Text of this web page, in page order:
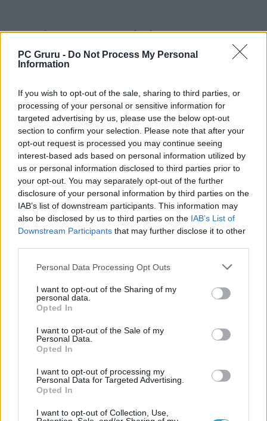
PC Gruru - Do Not Process My Personal
Information
If you wish to opt-out of the sale, sharing to third parties, or
processing of your personal or sensitive information for
targeted advertising by us, please use the below opt-out
section to confirm your selection. Please note that after your
opt-out request is processed you may continue seeing
interest-based ads based on personal information utilized by
us or personal information disclosed to third parties prior to
your opt-out. You may separately opt-out of the further
disclosure of your personal information by third parties on the
IAB’s list of downstream participants. This information may
also be disclosed by us to third parties on the IAB’s List of
Downstream Participants that may further disclose it to other
Personal Data Processing Opt Outs
I want to opt-out of the Sharing of my
personal data.
Opted In
I want to opt-out of the Sale of my
Personal Data.
Opted In
I want to opt-out of processing my
Personal Data for Targeted Advertising.
Opted In
I want to opt-out of Collection, Use,
Ami maradt a régi
Mivel aMass Effect Legendary Edition
ben
„csak” a játékok felújított változatai vannak,
nem a remake-jeik, sajnos olyan dolgokat is
újra átélhetünk, amik alapból sem
működtek. AMass Effectben a bolygók
felfedezése a teljesen egyforma
épületeknek hála továbbra is hamar
unalmassá válhat.
Ugyanígy hiába gyorsabb aMass Effect 2
ben a szekkenelés már alap szinten is, ez
még mindig a trilógia legunalmasabb
játékeleme. Bárki találta ki, remélem
büntetésből azóta is csak ezzel mulathatja
az időt. És sajnos a Hammerhead sem
javult, egy hímes tojás strapabíróbb nála.
GALÉRIA
Kattints a galéria megtekintéséhez!
kigyomláltak. Shepard már nem akad el a